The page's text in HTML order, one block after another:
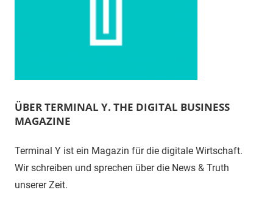
ÜBER TERMINAL Y. THE DIGITAL BUSINESS
MAGAZINE
Terminal Y ist ein Magazin für die digitale Wirtschaft.
Wir schreiben und sprechen über die News & Truth
unserer Zeit.